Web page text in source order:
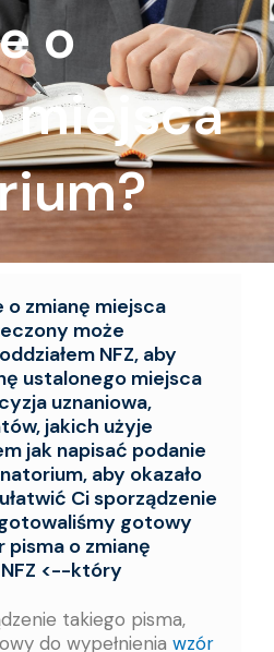
o
miejsca
o zmianę miejsca
może
NFZ, aby
ustalonego miejsca
uznaniowa,
jakich użyje
jak napisać podanie
aby okazało
Ci sporządzenie
gotowy
pisma o zmianę
<--który
takiego pisma,
do wypełnienia wzór